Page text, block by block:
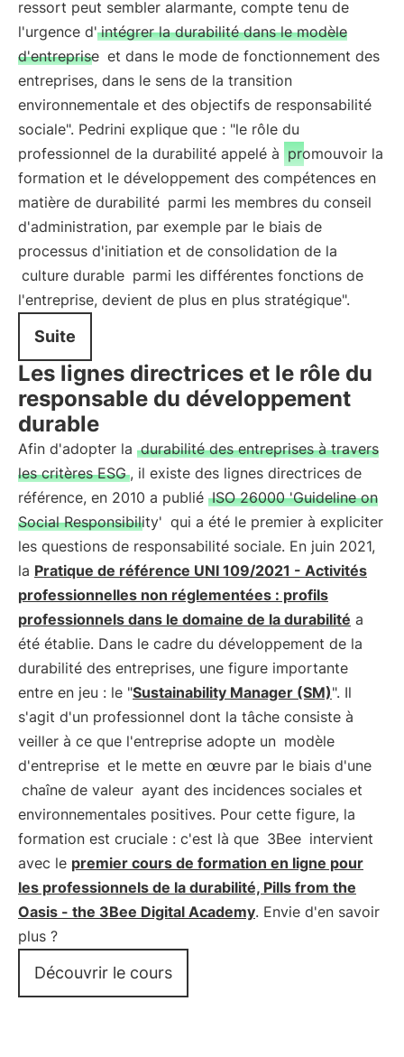
ressort peut sembler alarmante, compte tenu de
l'urgence d' intégrer la durabilité dans le modèle
d'entreprise et dans le mode de fonctionnement des
entreprises, dans le sens de la transition
environnementale et des objectifs de responsabilité
sociale". Pedrini explique que : "le rôle du
professionnel de la durabilité appelé à promouvoir la
formation et le développement des compétences en
matière de durabilité parmi les membres du conseil
d'administration, par exemple par le biais de
processus d'initiation et de consolidation de la
culture durable parmi les différentes fonctions de
l'entreprise, devient de plus en plus stratégique".
Suite
Les lignes directrices et le rôle du
responsable du développement
durable
Afin d'adopter la durabilité des entreprises à travers
les critères ESG , il existe des lignes directrices de
référence, en 2010 a publié ISO 26000 'Guideline on
Social Responsibility' qui a été le premier à expliciter
les questions de responsabilité sociale. En juin 2021,
la Pratique de référence UNI 109/2021 - Activités
professionnelles non réglementées : profils
professionnels dans le domaine de la durabilité a
été établie. Dans le cadre du développement de la
durabilité des entreprises, une figure importante
entre en jeu : le "Sustainability Manager (SM)". Il
s'agit d'un professionnel dont la tâche consiste à
veiller à ce que l'entreprise adopte un modèle
d'entreprise et le mette en œuvre par le biais d'une
chaîne de valeur ayant des incidences sociales et
environnementales positives. Pour cette figure, la
formation est cruciale : c'est là que 3Bee intervient
avec le premier cours de formation en ligne pour
les professionnels de la durabilité, Pills from the
Oasis - the 3Bee Digital Academy. Envie d'en savoir
plus ?
Découvrir le cours